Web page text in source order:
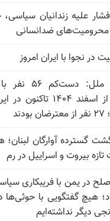
علیه زندانیان سیاسی،
محرومیت‌های ضدانسانی
در نجوا با ایران امروز
سازمان ملل:
امنیتی از اسفند ۱۴۰۴
گسترده آوارگان لبنان؛
تازه بیروت و اسراییل در رم
در یمن با فریبکاری
هیچ گفتگویی با
دیگر نداشته‌ایم